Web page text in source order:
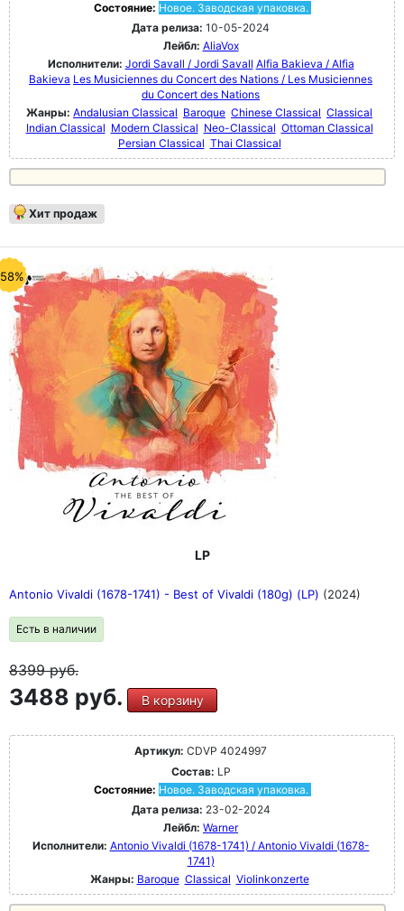
Состояние: Новое. Заводская упаковка.
Дата релиза: 10-05-2024
Лейбл: AliaVox
Исполнители: Jordi Savall / Jordi Savall Alfia Bakieva / Alfia
Bakieva Les Musiciennes du Concert des Nations / Les Musiciennes
du Concert des Nations
Жанры: Andalusian Classical Baroque Chinese Classical Classical
Indian Classical Modern Classical Neo-Classical Ottoman Classical
Persian Classical Thai Classical
Хит продаж
LP
Antonio Vivaldi (1678-1741) - Best of Vivaldi (180g) (LP) (2024)
Есть в наличии
8399руб.
3488 руб. В корзину
Артикул: CDVP 4024997
Состав: LP
Состояние: Новое. Заводская упаковка.
Дата релиза: 23-02-2024
Лейбл: Warner
Исполнители: Antonio Vivaldi (1678-1741) / Antonio Vivaldi (1678-
1741)
Жанры: Baroque Classical Violinkonzerte